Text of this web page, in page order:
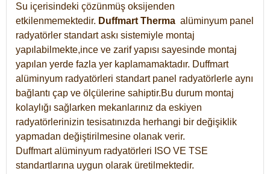
Su içerisindeki çözünmüş oksijenden
etkilenmemektedir. Duffmart Therma alüminyum panel
radyatörler standart askı sistemiyle montaj
yapılabilmekte,ince ve zarif yapısı sayesinde montaj
yapılan yerde fazla yer kaplamamaktadır. Duffmart
alüminyum radyatörleri standart panel radyatörlerle aynı
bağlantı çap ve ölçülerine sahiptir.Bu durum montaj
kolaylığı sağlarken mekanlarınız da eskiyen
radyatörlerinizin tesisatınızda herhangi bir değişiklik
yapmadan değiştirilmesine olanak verir.
Duffmart alüminyum radyatörleri ISO VE TSE
standartlarına uygun olarak üretilmektedir.